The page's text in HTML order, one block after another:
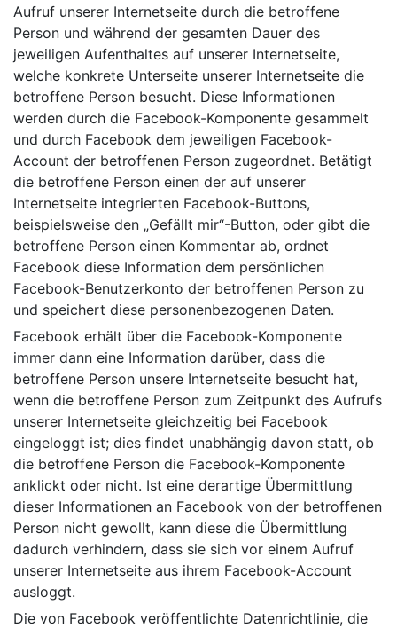
Aufruf unserer Internetseite durch die betroffene
Person und während der gesamten Dauer des
jeweiligen Aufenthaltes auf unserer Internetseite,
welche konkrete Unterseite unserer Internetseite die
betroffene Person besucht. Diese Informationen
werden durch die Facebook-Komponente gesammelt
und durch Facebook dem jeweiligen Facebook-
Account der betroffenen Person zugeordnet. Betätigt
die betroffene Person einen der auf unserer
Internetseite integrierten Facebook-Buttons,
beispielsweise den „Gefällt mir“-Button, oder gibt die
betroffene Person einen Kommentar ab, ordnet
Facebook diese Information dem persönlichen
Facebook-Benutzerkonto der betroffenen Person zu
und speichert diese personenbezogenen Daten.
Facebook erhält über die Facebook-Komponente
immer dann eine Information darüber, dass die
betroffene Person unsere Internetseite besucht hat,
wenn die betroffene Person zum Zeitpunkt des Aufrufs
unserer Internetseite gleichzeitig bei Facebook
eingeloggt ist; dies findet unabhängig davon statt, ob
die betroffene Person die Facebook-Komponente
anklickt oder nicht. Ist eine derartige Übermittlung
dieser Informationen an Facebook von der betroffenen
Person nicht gewollt, kann diese die Übermittlung
dadurch verhindern, dass sie sich vor einem Aufruf
unserer Internetseite aus ihrem Facebook-Account
ausloggt.
Die von Facebook veröffentlichte Datenrichtlinie, die